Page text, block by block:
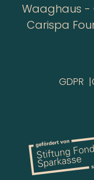
Waaghaus -
Carispa
GDPR